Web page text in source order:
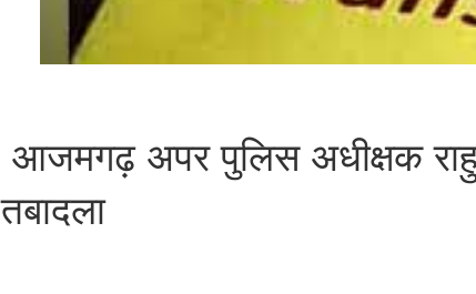
आजमगढ़ अपर पुलिस अधीक्षक
तबादला